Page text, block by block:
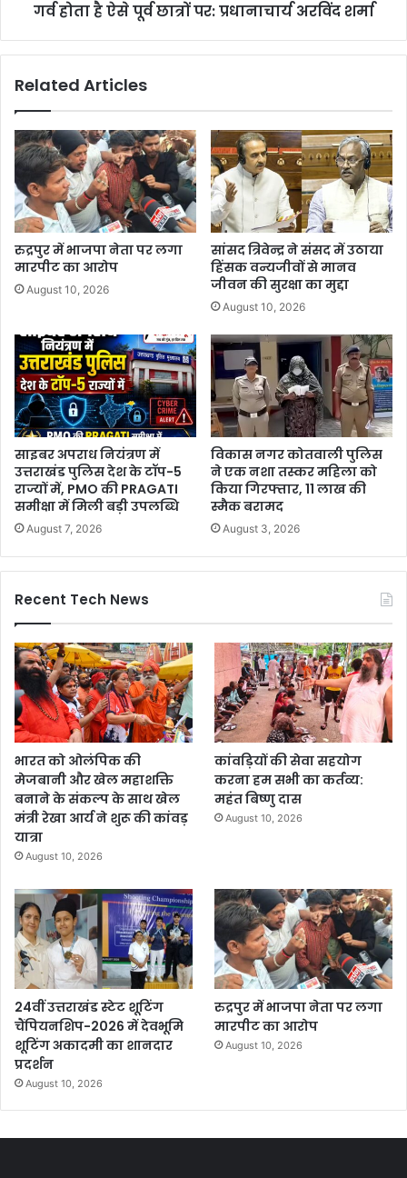
गर्व होता है ऐसे पूर्व छात्रों पर: प्रधानाचार्य अरविंद शर्मा
Related Articles
रुद्रपुर में भाजपा नेता पर लगा
मारपीट का आरोप
August 10, 2026
सांसद त्रिवेन्द्र ने संसद में उठाया
हिंसक वन्यजीवों से मानव
जीवन की सुरक्षा का मुद्दा
August 10, 2026
साइबर अपराध नियंत्रण में
उत्तराखंड पुलिस देश के टॉप-5
राज्यों में, PMO की PRAGATI
समीक्षा में मिली बड़ी उपलब्धि
August 7, 2026
विकास नगर कोतवाली पुलिस
ने एक नशा तस्कर महिला को
किया गिरफ्तार, 11 लाख की
स्मैक बरामद
August 3, 2026
Recent Tech News
भारत को ओलंपिक की
मेजबानी और खेल महाशक्ति
बनाने के संकल्प के साथ खेल
मंत्री रेखा आर्य ने शुरू की कांवड़
यात्रा
August 10, 2026
कांवड़ियों की सेवा सहयोग
करना हम सभी का कर्तव्य:
महंत बिष्णु दास
August 10, 2026
24वीं उत्तराखंड स्टेट शूटिंग
चैंपियनशिप-2026 में देवभूमि
शूटिंग अकादमी का शानदार
प्रदर्शन
August 10, 2026
रुद्रपुर में भाजपा नेता पर लगा
मारपीट का आरोप
August 10, 2026